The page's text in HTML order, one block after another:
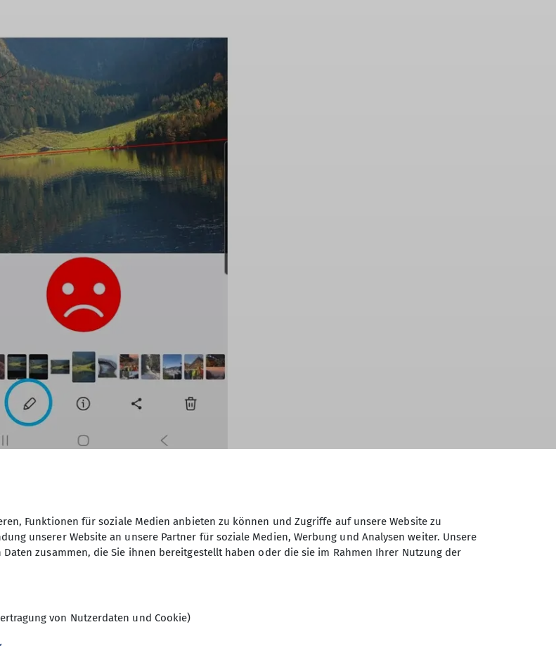
Funktionen für soziale Medien anbieten zu können und Zugriffe auf unsere Website zu
unserer Website an unsere Partner für soziale Medien, Werbung und Analysen weiter. Unsere
zusammen, die Sie ihnen bereitgestellt haben oder die sie im Rahmen Ihrer Nutzung der
von Nutzerdaten und Cookie)